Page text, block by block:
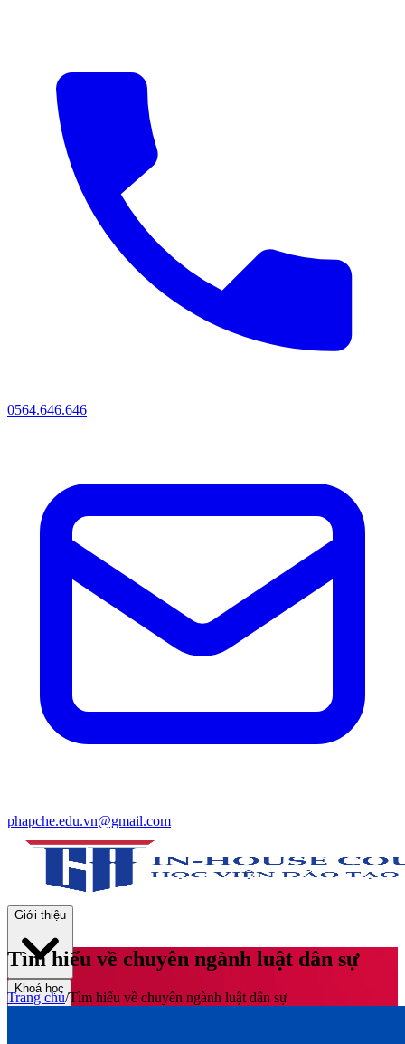
0564.646.646
phapche.edu.vn@gmail.com
Giới thiệu
Khoá học
Tìm hiểu về chuyên ngành luật dân sự
Trang chủ/Tìm hiểu về chuyên ngành luật dân sự